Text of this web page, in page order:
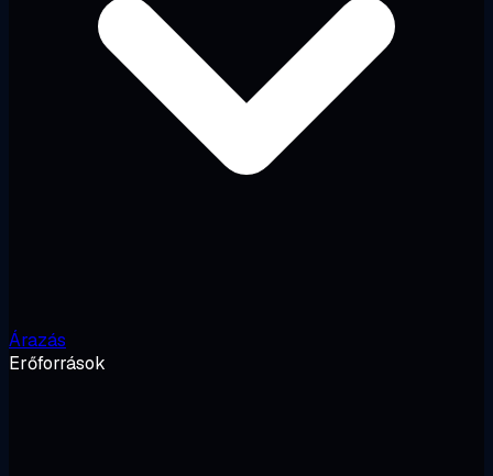
Árazás
Erőforrások